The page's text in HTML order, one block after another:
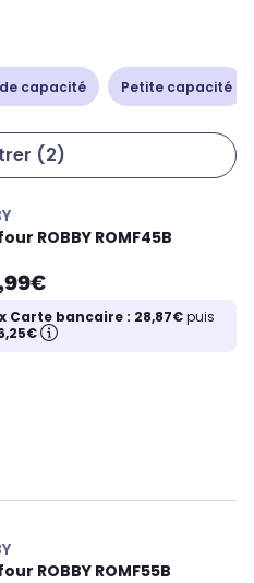
capacité Petite capacité
(2)
ROBBY ROMF45B
Carte bancaire : 28,87€puis
ROBBY ROMF55B